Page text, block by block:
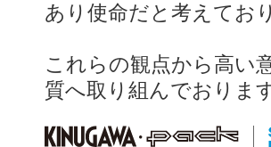
あり使命だと考えてお
これらの観点から高い
質へ取り組んでおります